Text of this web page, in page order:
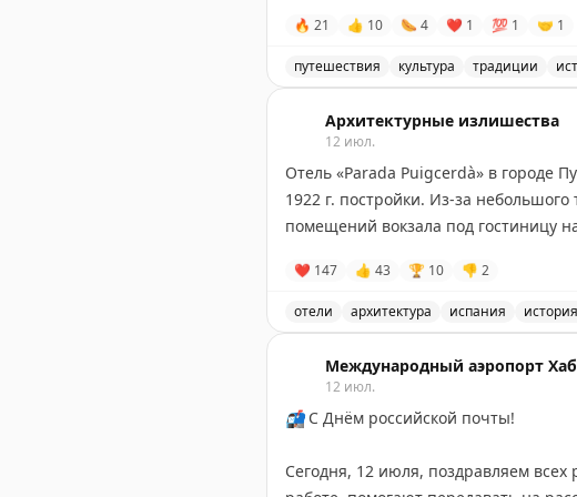
аудитория соответствующая.
Чайник чая - 2 сомони. И разговоры
сдачу.
Вот такой Таджикистан по душе -
Чойхонаи Ниёздегча
🔥 21 👍 10 🌭 4 ❤ 1 💯 1 🤝 1
путешествия культура традиции
Архитектурные излишества
12 июл.
Отель «Parada Puigcerdà» в городе
1922 г. постройки. Из-за
помещений вокзала под гостиницу
❤ 147 👍 43 🏆 10 👎 2
отели архитектура испания история
Международный аэропорт
12 июл.
📬С Днём российской почты!
Сегодня, 12 июля, поздравляем всех